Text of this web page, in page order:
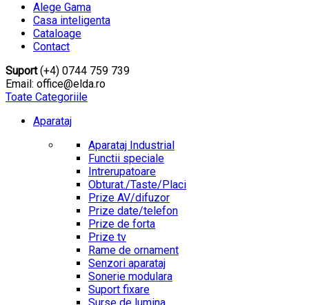
Alege Gama
Casa inteligenta
Cataloage
Contact
Suport(+4) 0744 759 739
Email: office@elda.ro
Toate Categoriile
Aparataj
Aparataj Industrial
Functii speciale
Intrerupatoare
Obturat./Taste/Placi
Prize AV/difuzor
Prize date/telefon
Prize de forta
Prize tv
Rame de ornament
Senzori aparataj
Sonerie modulara
Suport fixare